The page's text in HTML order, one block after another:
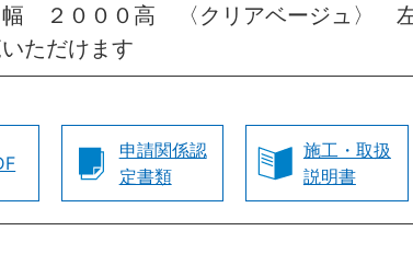
２０００高 〈クリアベージュ〉
ただけます
申請関係認
定書類
施工・取扱
説明書